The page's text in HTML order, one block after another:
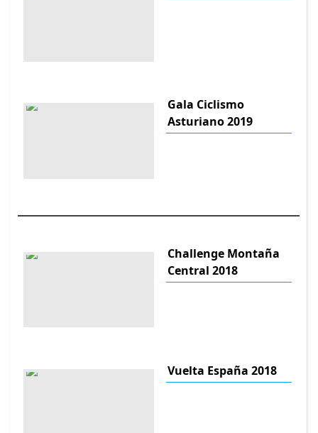
Gala Ciclismo
Asturiano 2019
Challenge Montaña
Central 2018
Vuelta España 2018